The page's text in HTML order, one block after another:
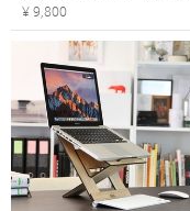
¥ 9,800